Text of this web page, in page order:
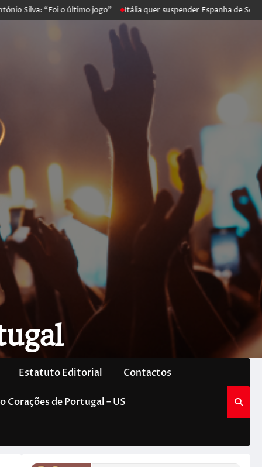
“Foi o último jogo” Itália quer suspender Espanha de Schengen.
Estatuto Editorial Contactos
Corações de Portugal – US